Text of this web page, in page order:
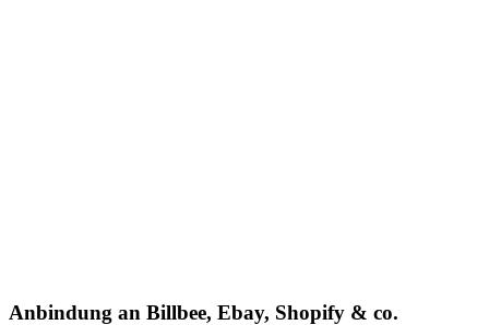
Anbindung an Billbee, Ebay, Shopify & co.